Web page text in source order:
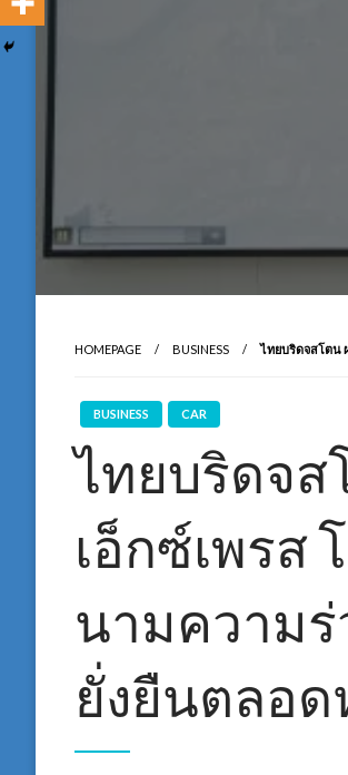
HOMEPAGE BUSINESS ไทยบริดจสโตน
BUSINESS CAR
ไทยบริดจส
เอ็กซ์เพรส
นามความ
ยั่งยืนตลอ